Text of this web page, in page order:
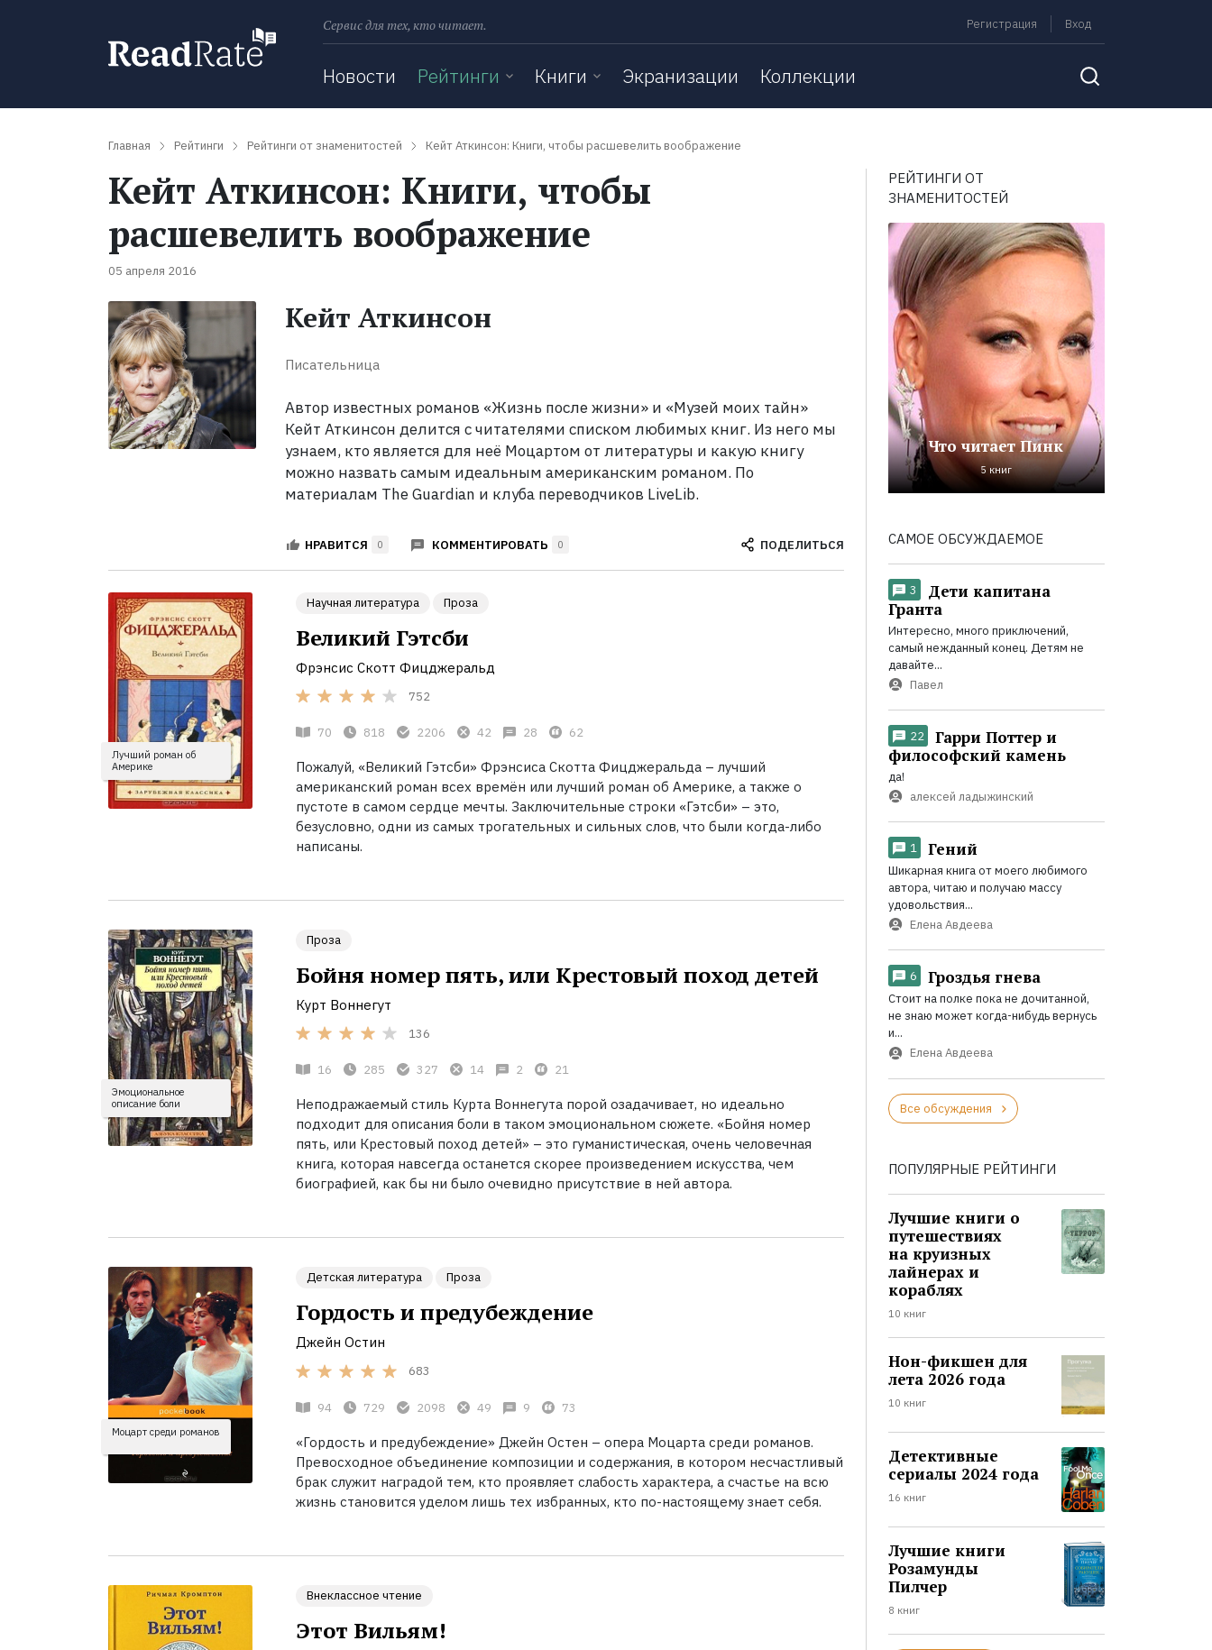
Сервис для тех, кто читает. Регистрация Вход
Новости Рейтинги Книги Экранизации Коллекции
Главная Рейтинги Рейтинги от знаменитостей Кейт Аткинсон: Книги, чтобы расшевелить воображение
Кейт Аткинсон: Книги, чтобы
расшевелить воображение
05 апреля 2016
Кейт Аткинсон
Писательница
Автор известных романов «Жизнь после жизни» и «Музей моих тайн»
Кейт Аткинсон делится с читателями списком любимых книг. Из него мы
узнаем, кто является для неё Моцартом от литературы и какую книгу
можно назвать самым идеальным американским романом. По
материалам The Guardian и клуба переводчиков LiveLib.
НРАВИТСЯ 0 КОММЕНТИРОВАТЬ 0 ПОДЕЛИТЬСЯ
Лучший роман об
Америке
Научная литература Проза
Великий Гэтсби
Фрэнсис Скотт Фицджеральд
752
70 818 2206 42 28 62
Пожалуй, «Великий Гэтсби» Фрэнсиса Скотта Фицджеральда – лучший
американский роман всех времён или лучший роман об Америке, а также о
пустоте в самом сердце мечты. Заключительные строки «Гэтсби» – это,
безусловно, одни из самых трогательных и сильных слов, что были когда-либо
написаны.
Эмоциональное
описание боли
Проза
Бойня номер пять, или Крестовый поход детей
Курт Воннегут
136
16 285 327 14 2 21
Неподражаемый стиль Курта Воннегута порой озадачивает, но идеально
подходит для описания боли в таком эмоциональном сюжете. «Бойня номер
пять, или Крестовый поход детей» – это гуманистическая, очень человечная
книга, которая навсегда останется скорее произведением искусства, чем
биографией, как бы ни было очевидно присутствие в ней автора.
Моцарт среди романов
Детская литература Проза
Гордость и предубеждение
Джейн Остин
683
94 729 2098 49 9 73
«Гордость и предубеждение» Джейн Остен – опера Моцарта среди романов.
Превосходное объединение композиции и содержания, в котором несчастливый
брак служит наградой тем, кто проявляет слабость характера, а счастье на всю
жизнь становится уделом лишь тех избранных, кто по-настоящему знает себя.
Внеклассное чтение
Этот Вильям!
РЕЙТИНГИ ОТ
ЗНАМЕНИТОСТЕЙ
Что читает Пинк
5 книг
САМОЕ ОБСУЖДАЕМОЕ
3
Дети капитана
Гранта
Интересно, много приключений,
самый нежданный конец. Детям не
давайте...
Павел
22
Гарри Поттер и
философский камень
да!
алексей ладыжинский
1 Гений
Шикарная книга от моего любимого
автора, читаю и получаю массу
удовольствия...
Елена Авдеева
6 Гроздья гнева
Стоит на полке пока не дочитанной,
не знаю может когда-нибудь вернусь
и...
Елена Авдеева
Все обсуждения
ПОПУЛЯРНЫЕ РЕЙТИНГИ
Лучшие книги о
путешествиях
на круизных
лайнерах и
кораблях
10 книг
Нон-фикшен для
лета 2026 года
10 книг
Детективные
сериалы 2024 года
16 книг
Лучшие книги
Розамунды
Пилчер
8 книг